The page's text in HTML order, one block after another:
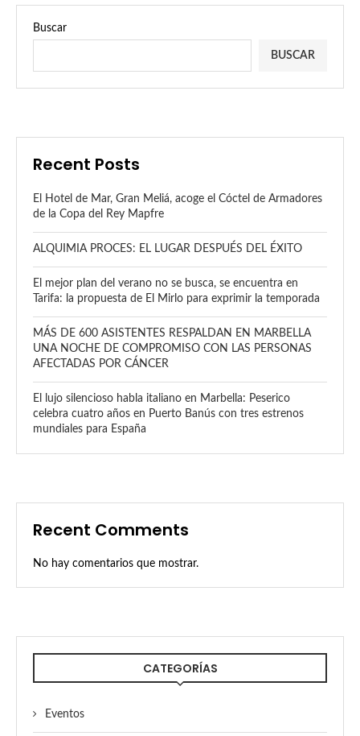
Buscar
BUSCAR
Recent Posts
El Hotel de Mar, Gran Meliá, acoge el Cóctel de Armadores
de la Copa del Rey Mapfre
ALQUIMIA PROCES: EL LUGAR DESPUÉS DEL ÉXITO
El mejor plan del verano no se busca, se encuentra en
Tarifa: la propuesta de El Mirlo para exprimir la temporada
MÁS DE 600 ASISTENTES RESPALDAN EN MARBELLA
UNA NOCHE DE COMPROMISO CON LAS PERSONAS
AFECTADAS POR CÁNCER
El lujo silencioso habla italiano en Marbella: Peserico
celebra cuatro años en Puerto Banús con tres estrenos
mundiales para España
Recent Comments
No hay comentarios que mostrar.
CATEGORÍAS
Eventos